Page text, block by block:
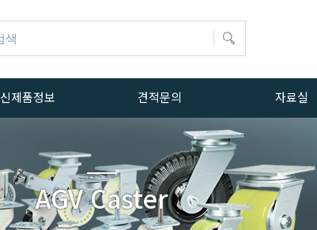
AGV Caster
신제품정보 견적문의 자료실